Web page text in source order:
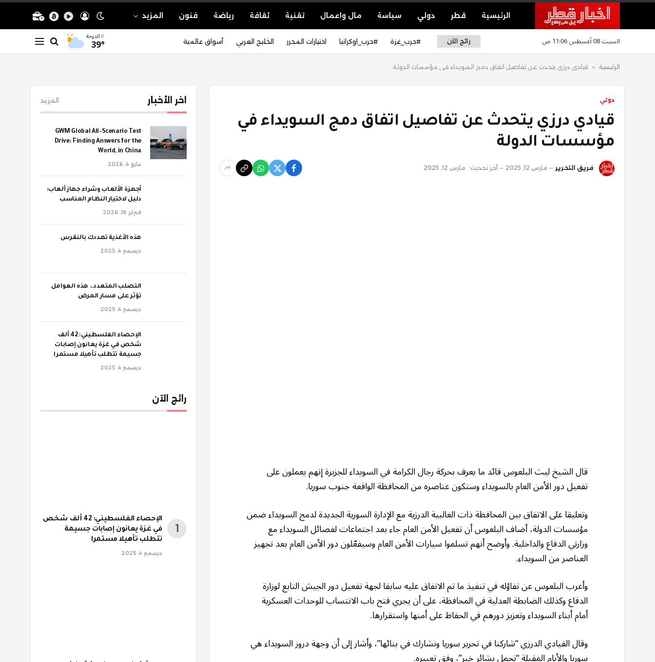
الرئيسية قطر دولي سياسة مال واعمال تقنية ثقافة رياضة فنون المزيد
السبت 08 أغسطس 11:06 ص رائج الآن #حرب_غزة #حرب_اوكرانيا اختيارات المحرر الخليج العربي أسواق عالمية الدوحة
39°
الرئيسية » قيادي درزي يتحدث عن تفاصيل اتفاق دمج السويداء في مؤسسات الدولة
دولي
قيادي درزي يتحدث عن تفاصيل اتفاق دمج السويداء في
مؤسسات الدولة
فريق التحرير مارس 12, 2025 آخر تحديث: مارس 12, 2025
قال الشيخ ليث البلعوس قائد ما يعرف بحركة رجال الكرامة في السويداء للجزيرة إنهم يعملون على
تفعيل دور الأمن العام بالسويداء وستكون عناصره من المحافظة الواقعة جنوب سوريا.
وتعليقا على الاتفاق بين المحافظة ذات الغالبية الدرزية مع الإدارة السورية الجديدة لدمج السويداء ضمن
مؤسسات الدولة، أضاف البلعوس أن تفعيل الأمن العام جاء بعد اجتماعات لفصائل السويداء مع
وزارتي الدفاع والداخلية. وأوضح أنهم تسلموا سيارات الأمن العام وسيفعّلون دور الأمن العام بعد تجهيز
العناصر من السويداء.
وأعرب البلعوس عن تفاؤله في تنفيذ ما تم الاتفاق عليه سابقا لجهة تفعيل دور الجيش التابع لوزارة
الدفاع وكذلك الضابطة العدلية في المحافظة، على أن يجري فتح باب الانتساب للوحدات العسكرية
أمام أبناء السويداء وتعزيز دورهم في الحفاظ على أمنها واستقرارها.
وقال القيادي الدرزي “شاركنا في تحرير سوريا ونشارك في بنائها”، وأشار إلى أن وجهة دروز السويداء هي
سوريا والأيام المقبلة “تحمل بشائر خير”، وفق تعبيره.
اخر الأخبار المزيد
GWM Global All-Scenario Test
Drive: Finding Answers for the
World, in China
مايو 4, 2026
أجهزة الألعاب وشراء جهاز ألعاب:
دليل لاختيار النظام المناسب
فبراير 18, 2026
‫هذه الأغذية تهددك بالنقرس
ديسمبر 4, 2025
‫التصلب المتعدد.. هذه العوامل
تؤثر على مسار المرض
ديسمبر 4, 2025
الإحصاء الفلسطيني: 42 ألف
شخص في غزة يعانون إصابات
جسيمة تتطلب تأهيلا مستمرا
ديسمبر 4, 2025
رائج الآن
الإحصاء الفلسطيني: 42 ألف شخص
في غزة يعانون إصابات جسيمة
تتطلب تأهيلا مستمرا
ديسمبر 4, 2025